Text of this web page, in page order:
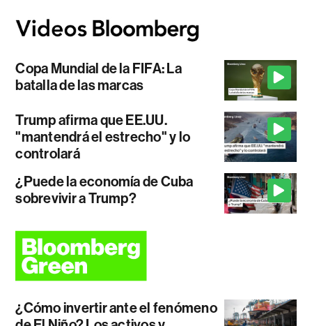
Copa Mundial de la FIFA: La
batalla de las marcas
Trump afirma que EE.UU.
"mantendrá el estrecho" y lo
controlará
¿Puede la economía de Cuba
sobrevivir a Trump?
¿Cómo invertir ante el fenómeno